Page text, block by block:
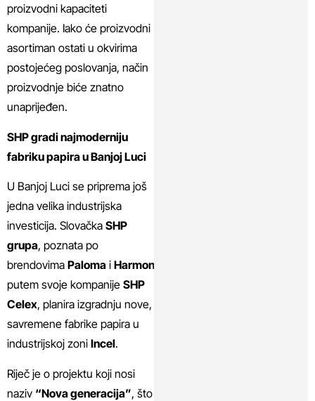
proizvodni kapaciteti
kompanije. Iako će proizvodni
asortiman ostati u okvirima
postojećeg poslovanja, način
proizvodnje biće znatno
unaprijeđen.
SHP gradi najmoderniju
fabriku papira u Banjoj Luci
U Banjoj Luci se priprema još
jedna velika industrijska
investicija. Slovačka SHP
grupa, poznata po
brendovima Paloma i Harmony
putem svoje kompanije SHP
Celex, planira izgradnju nove,
savremene fabrike papira u
industrijskoj zoni Incel.
Riječ je o projektu koji nosi
naziv “Nova generacija”, što